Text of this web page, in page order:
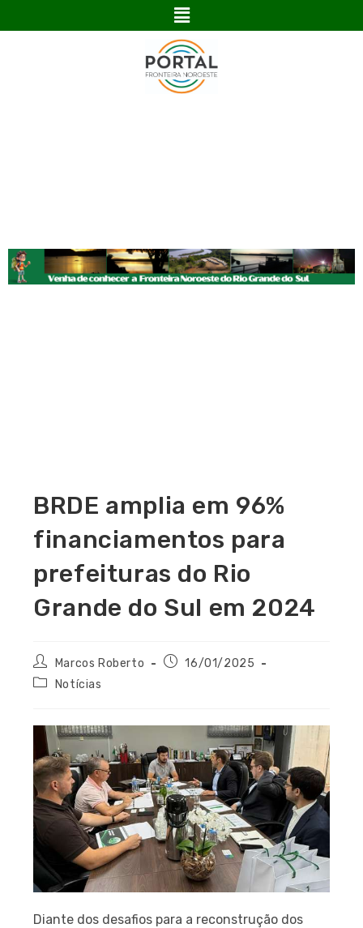
BRDE amplia em 96%
financiamentos para
prefeituras do Rio
Grande do Sul em 2024
Marcos Roberto
16/01/2025
Notícias
Diante dos desafios para a reconstrução dos